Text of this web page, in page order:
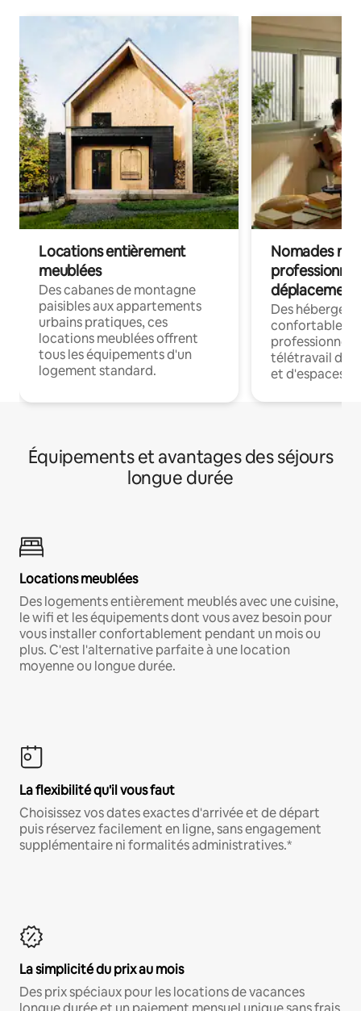
Locations entièrement
meublées
Des cabanes de montagne
paisibles aux appartements
urbains pratiques, ces
locations meublées offrent
tous les équipements d'un
logement standard.
Nomades
déplacement
Des
confortables
professionnels
télétravail
et d'espaces
Équipements et avantages des séjours
longue durée
Locations meublées
Des logements entièrement meublés avec une cuisine,
le wifi et les équipements dont vous avez besoin pour
vous installer confortablement pendant un mois ou
plus. C'est l'alternative parfaite à une location
moyenne ou longue durée.
La flexibilité qu'il vous faut
Choisissez vos dates exactes d'arrivée et de départ
puis réservez facilement en ligne, sans engagement
supplémentaire ni formalités administratives.*
La simplicité du prix au mois
Des prix spéciaux pour les locations de vacances